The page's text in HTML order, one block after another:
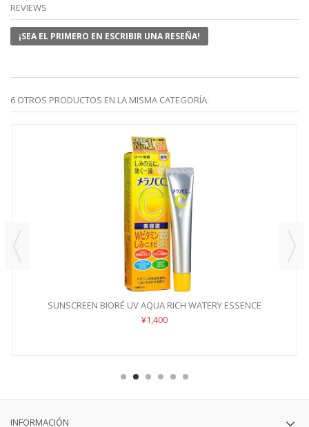
REVIEWS
¡SEA EL PRIMERO EN ESCRIBIR UNA RESEÑA!
6 OTROS PRODUCTOS EN LA MISMA CATEGORÍA:
SUNSCREEN BIORÉ UV AQUA RICH WATERY ESSENCE
SPF50+/PA++++
¥1,400
INFORMACIÓN